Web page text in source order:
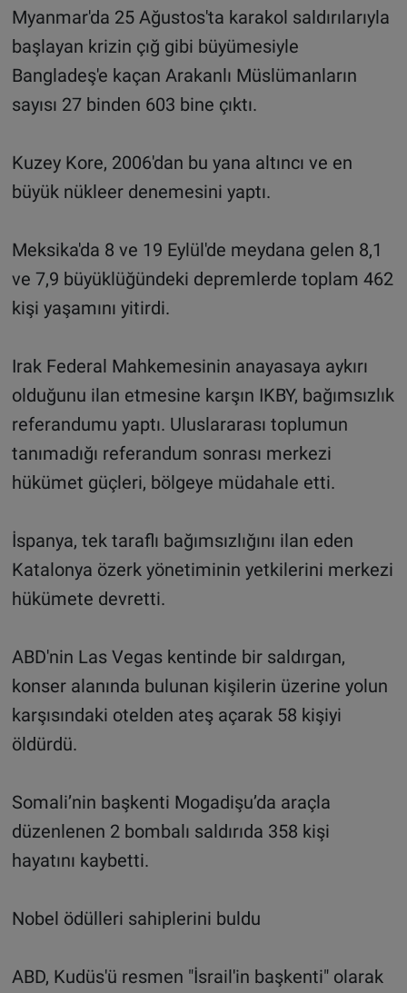
Myanmar'da 25 Ağustos'ta karakol saldırılarıyla
başlayan krizin çığ gibi büyümesiyle
Bangladeş'e kaçan Arakanlı Müslümanların
sayısı 27 binden 603 bine çıktı.
Kuzey Kore, 2006'dan bu yana altıncı ve en
büyük nükleer denemesini yaptı.
Meksika'da 8 ve 19 Eylül'de meydana gelen 8,1
ve 7,9 büyüklüğündeki depremlerde toplam 462
kişi yaşamını yitirdi.
Irak Federal Mahkemesinin anayasaya aykırı
olduğunu ilan etmesine karşın IKBY, bağımsızlık
referandumu yaptı. Uluslararası toplumun
tanımadığı referandum sonrası merkezi
hükümet güçleri, bölgeye müdahale etti.
İspanya, tek taraflı bağımsızlığını ilan eden
Katalonya özerk yönetiminin yetkilerini merkezi
hükümete devretti.
ABD'nin Las Vegas kentinde bir saldırgan,
konser alanında bulunan kişilerin üzerine yolun
karşısındaki otelden ateş açarak 58 kişiyi
öldürdü.
Somali’nin başkenti Mogadişu’da araçla
düzenlenen 2 bombalı saldırıda 358 kişi
hayatını kaybetti.
Nobel ödülleri sahiplerini buldu
ABD, Kudüs'ü resmen "İsrail'in başkenti" olarak